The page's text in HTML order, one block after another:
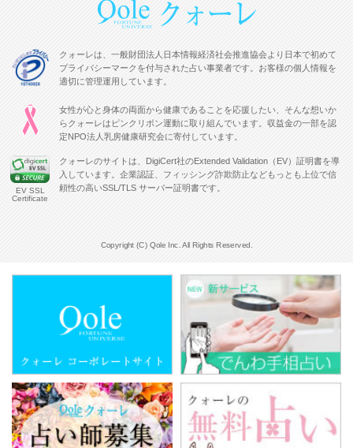
クォーレは、一般財団法人日本情報経済社会推進協会より日本で初めて
プライバシーマークを付与された占い事業者です。お客様の個人情報を
適切に管理運用しています。
女性が心と身体の両面から健康であることを応援したい、そんな想いか
らクォーレはピンクリボン運動に取り組んでいます。収益金の一部を認
定NPO法人乳房健康研究会に寄付しています。
EV SSL
Certificate
クォーレのサイトは、DigiCert社のExtended Validation（EV）証明書を導
入しています。企業認証、フィッシング詐欺防止などもっとも上位で信
頼性の高いSSL/TLS サーバー証明書です。
Copyright (C) Qole Inc. All Rights Reserved.